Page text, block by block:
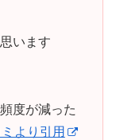
います
度が減った
より引用